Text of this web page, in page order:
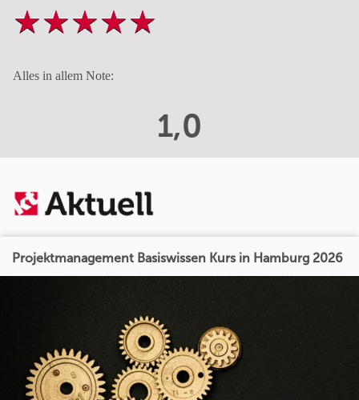
Alles in allem Note:
1,0
Projektmanagement Basiswissen Kurs in Hamburg 2026